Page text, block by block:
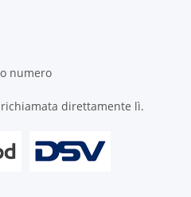
numero
direttamente lì.